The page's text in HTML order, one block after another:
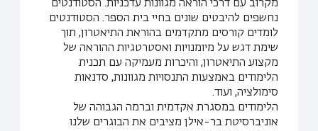
מקרוב עם דרכי הוראה מגוונות עדכניות. הסטודנטים
נחשפים להיבטים שונים בחיי בית הספר. הסטודנטים
לומדים קורסים מתקדמים בהוראת התיאטרון, תוך
שימת דגש על מיומנויות ואסטרטגיות ההוראה של
מקצוע התיאטרון, והיכרות מעמיקה עם תכנית
הלימודים באמצעות התנסויות מגוונות, סדנאות
סימולציה, ועוד.
הלימודים במסגרת אקדמית וברמה הגבוהה של
אוניברסיטת בר-אילן מציבים את הבוגרים שלנו